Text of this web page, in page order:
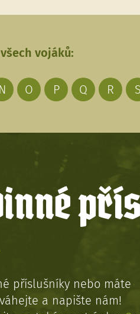
vojáků:
N O P Q R S
příslušníky nebo máte
a napište nám!